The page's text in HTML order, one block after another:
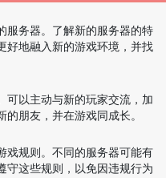
服务器。了解新的服务器的特
好地融入新的游戏环境，并找
可以主动与新的玩家交流，加
朋友，并在游戏同成长。
戏规则。不同的服务器可能有
守这些规则，以免因违规行为